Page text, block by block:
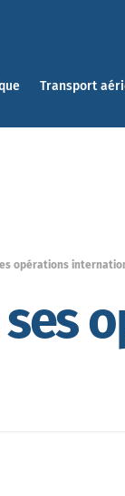
Transport
opérations